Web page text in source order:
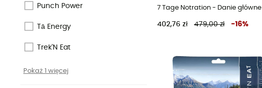
Punch Power
Tā Energy
Trek'N Eat
Pokaż 1 więcej
7 Tage Notration - Danie główne
402,76 zł 479,00 zł -16%